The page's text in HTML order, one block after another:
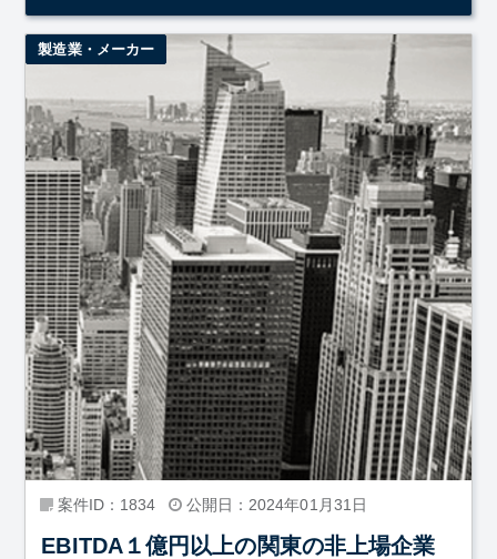
製造業・メーカー
案件ID：1834 公開日：2024年01月31日
EBITDA１億円以上の関東の非上場企業